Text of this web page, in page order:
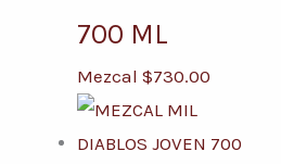
700 ML
Mezcal $730.00